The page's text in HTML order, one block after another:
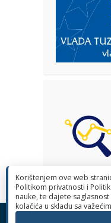
© 2026 Ministarstvo
Korištenjem ove web
Politikom privatnosti i
nauke, te dajete
kolačića u skladu sa